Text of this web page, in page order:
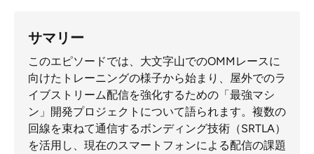
サマリー
このエピソードでは、大文字山でのOMMレースに
向けたトレーニングの様子から始まり、屋外でのラ
イブストリーム配信を強化するための「最強マシ
ン」開発プロジェクトについて語られます。複数の
回線を束ねて通信するボンディング技術（SRTLA）
を活用し、現在のスマートフォンによる配信の課題